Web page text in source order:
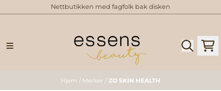
Hopp til innholdNettbutikken med fagfolk bak disken
Hjem / Merker / ZO SKIN HEALTH